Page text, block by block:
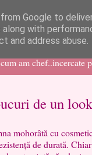
am chef..incercate
de un
cu
de durată.
Google to
along with
and address abuse.